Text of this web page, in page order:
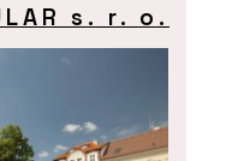
s. r. o.